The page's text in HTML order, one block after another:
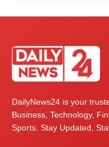
DailyNews24 is your
Business, Technology,
Sports. Stay Updated,